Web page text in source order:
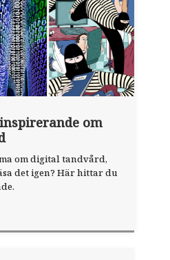
om
om digital tandvård,
det igen? Här hittar du